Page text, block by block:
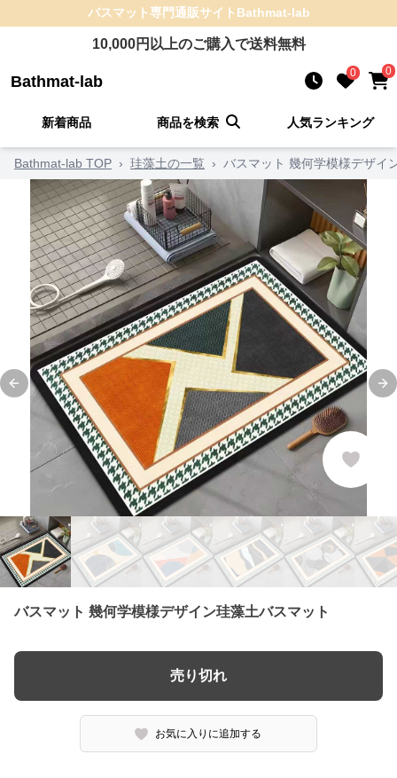
バスマット専門通販サイト Bathmat-lab
10,000円以上のご購入で送料無料
Bathmat-lab 0 0
新着商品 商品を検索 人気ランキング
Bathmat-lab TOP › 珪藻土の一覧 › バスマット 幾何学模様デザイ
Previous slide
バスマット 幾何学模様デザイン珪藻土バスマット
売り切れ
お気に入りに追加する